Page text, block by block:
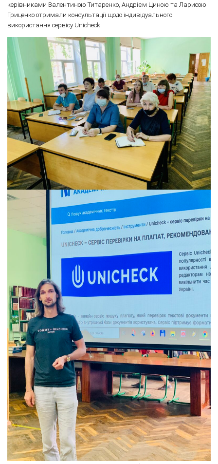
керівниками Валентиною Титаренко, Андрієм Циною та Ларисою
Гриценко отримали консультації щодо індивідуального
використання сервісу Unicheck.